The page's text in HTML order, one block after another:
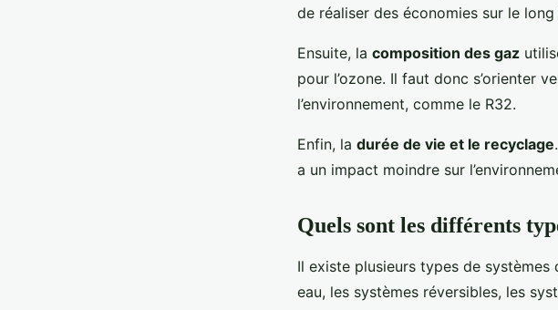
de réaliser des économies sur le long
Ensuite, la composition des gaz
pour l’ozone. Il faut donc s’orienter
l’environnement, comme le R32.
Enfin, la durée de vie et le recyclage
a un impact moindre sur
Quels sont les différents
Il existe plusieurs types de systèmes
eau, les systèmes réversibles, les